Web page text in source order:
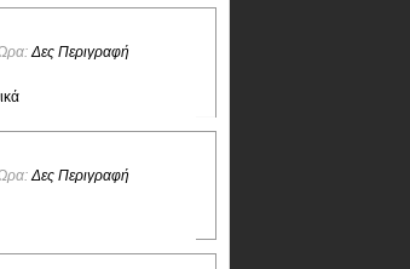
Δες Περιγραφή
Δες Περιγραφή